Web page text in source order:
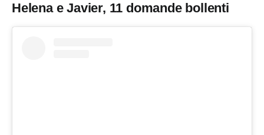
Helena e Javier, 11 domande bollenti